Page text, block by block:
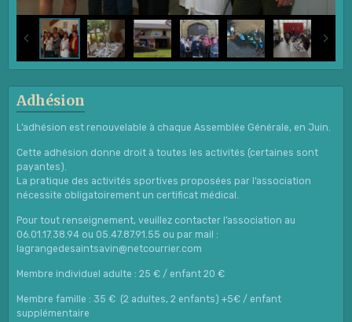
Adhésion
L’adhésion est renouvelable à chaque Assemblée Générale, en Juin.
Cette adhésion donne droit à toutes les activités (certaines sont
payantes).
La pratique des activités sportives proposées par l’association
nécessite obligatoirement un certificat médical.
Pour tout renseignement, veuillez contacter l’association au
06.01.17.38.94 ou 05.47.87.91.55 ou par mail :
lagrangedesaintsavin@netcourrier.com
Membre individuel adulte : 25 € / enfant 20 €
Membre famille : 35 € (2 adultes, 2 enfants) +5€ / enfant
supplémentaire